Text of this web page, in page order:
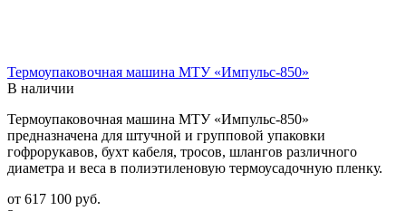
Термоупаковочная машина МТУ «Импульс-850»
В наличии
Термоупаковочная машина МТУ «Импульс-850»
предназначена для штучной и групповой упаковки
гофрорукавов, бухт кабеля, тросов, шлангов различного
диаметра и веса в полиэтиленовую термоусадочную пленку.
от 617 100 руб.